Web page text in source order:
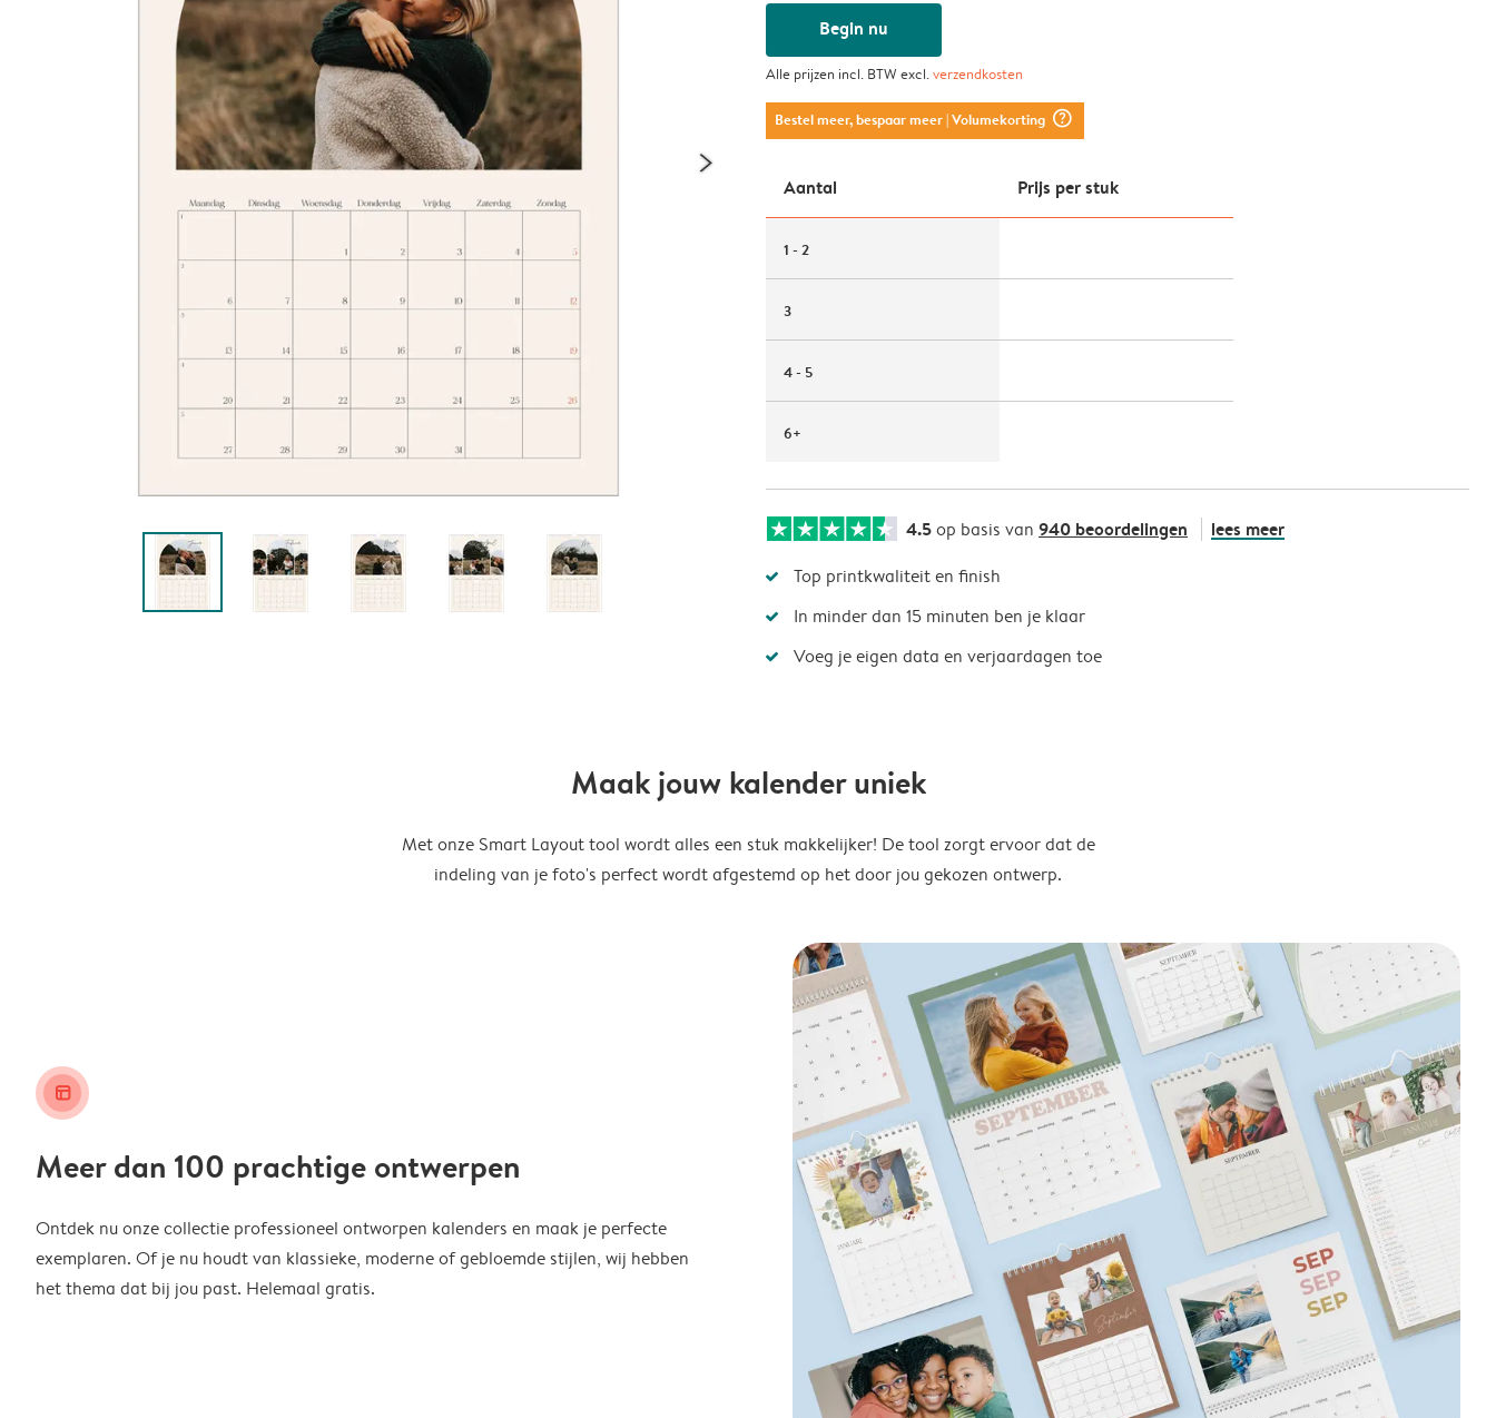
Begin nu
Alle prijzen incl. BTW excl.verzendkosten
Bestel meer, bespaar meer| Volumekorting question_mark_circle
Aantal Prijs per stuk
1 - 2
3
4 - 5
6+
4.5op basis van 940 beoordelingen lees meer
Top printkwaliteit en finish
In minder dan 15 minuten ben je klaar
Voeg je eigen data en verjaardagen toe
Maak jouw kalender uniek
Met onze Smart Layout tool wordt alles een stuk makkelijker! De tool zorgt ervoor dat de
indeling van je foto's perfect wordt afgestemd op het door jou gekozen ontwerp.
layout_alt
Meer dan 100 prachtige ontwerpen
Ontdek nu onze collectie professioneel ontworpen kalenders en maak je perfecte
exemplaren. Of je nu houdt van klassieke, moderne of gebloemde stijlen, wij hebben
het thema dat bij jou past. Helemaal gratis.